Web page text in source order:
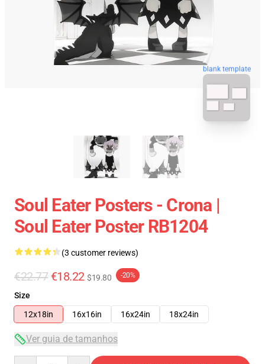
blank template
Soul Eater Posters - Crona |
Soul Eater Poster RB1204
(3 customer reviews)
€22.77 €18.22 $19.80 -20%
Size
12x18in
16x16in 16x24in 18x24in
Ver guia de tamanhos